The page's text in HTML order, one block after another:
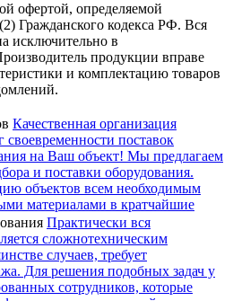
офертой, определяемой
Гражданского кодекса РФ. Вся
исключительно в
продукции вправе
и комплектацию товаров
Качественная организация
своевременности поставок
на Ваш объект! Мы предлагаем
и поставки оборудования.
объектов всем необходимым
материалами в кратчайшие
Практически вся
сложнотехническим
случаев, требует
Для решения подобных задач у
сотрудников, которые